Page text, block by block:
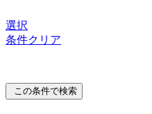
選択
条件クリア
この条件で検索